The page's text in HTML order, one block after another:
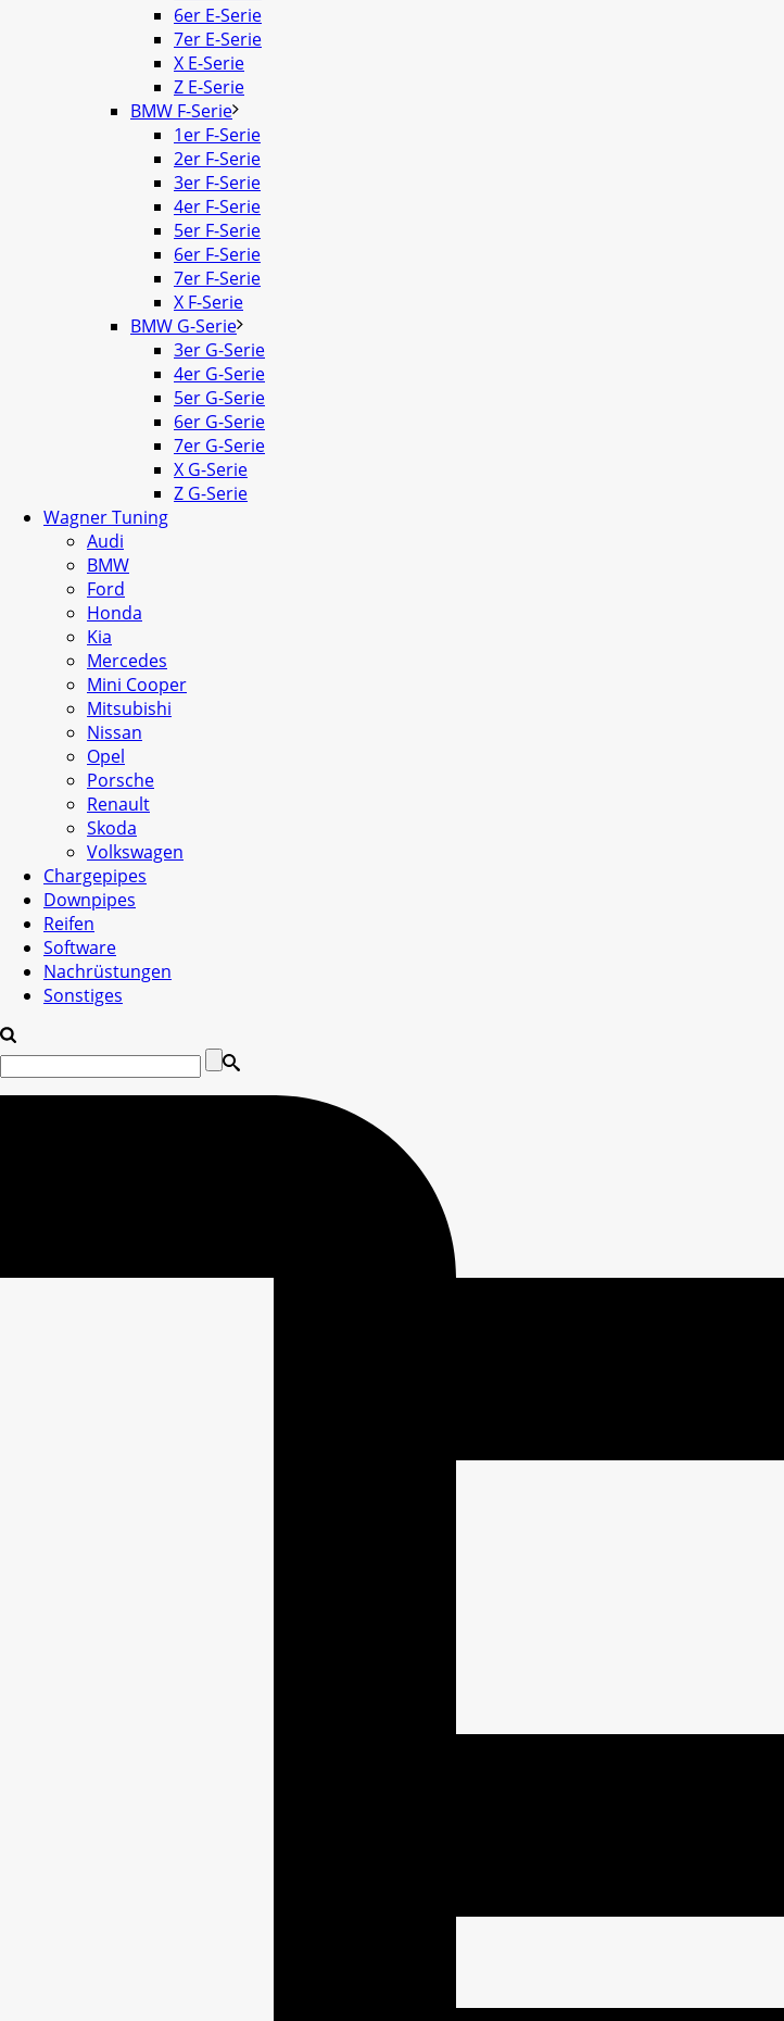
6er E-Serie
7er E-Serie
X E-Serie
Z E-Serie
BMW F-Serie
1er F-Serie
2er F-Serie
3er F-Serie
4er F-Serie
5er F-Serie
6er F-Serie
7er F-Serie
X F-Serie
BMW G-Serie
3er G-Serie
4er G-Serie
5er G-Serie
6er G-Serie
7er G-Serie
X G-Serie
Z G-Serie
Wagner Tuning
Audi
BMW
Ford
Honda
Kia
Mercedes
Mini Cooper
Mitsubishi
Nissan
Opel
Porsche
Renault
Skoda
Volkswagen
Chargepipes
Downpipes
Reifen
Software
Nachrüstungen
Sonstiges